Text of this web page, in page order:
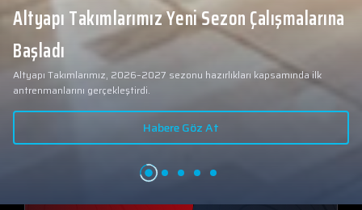
Altyapı Takımlarımız Yeni Sezon Çalışmalarına
Başladı
Altyapı Takımlarımız, 2026–2027 sezonu hazırlıkları kapsamında ilk
antrenmanlarını gerçekleştirdi.
Habere Göz At